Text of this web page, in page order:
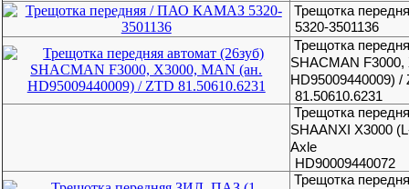
Трещотка
5320-3501136
Трещотка
SHACMAN
HD95009440009) /
81.50610.6231
Трещотка
SHAANXI X3000
Axle
HD90009440072
Трещотка